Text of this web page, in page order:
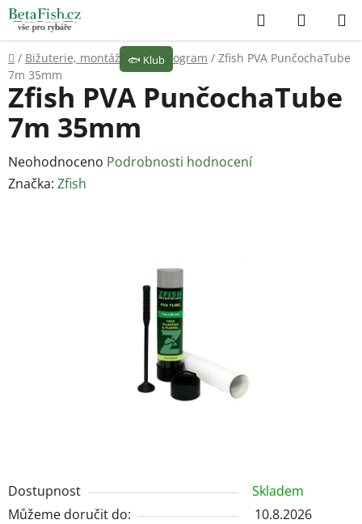
Přejít
na
obsah
Hledat
KOŠÍK
Domů
/ Bižuterie, montáže / PVA program / Zfish PVA PunčochaTube
7m 35mm
Dostupnost
Skladem
Můžeme doručit do:
10.8.2026
Zfish PVA PunčochaTube
7m 35mm
Průměrné
hodnocení
Neohodnoceno Podrobnosti hodnocení
Značka: Zfish
🐟 Klub